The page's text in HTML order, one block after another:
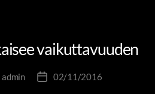
vaikuttavuuden
admin 02/11/2016